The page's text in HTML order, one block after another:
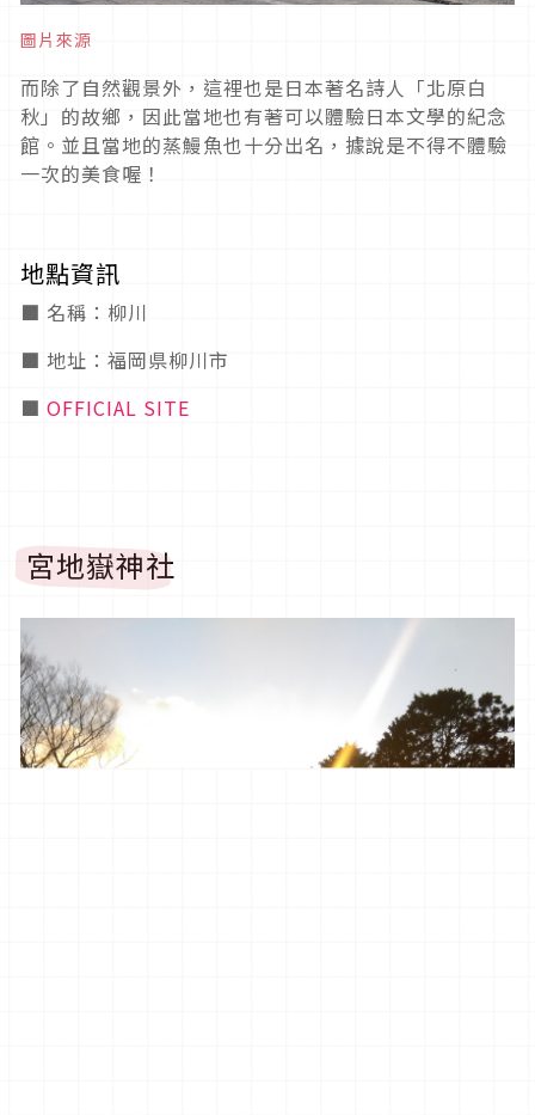
圖片來源
而除了自然觀景外，這裡也是日本著名詩人「北原白
秋」的故鄉，因此當地也有著可以體驗日本文學的紀念
館。並且當地的蒸鰻魚也十分出名，據說是不得不體驗
一次的美食喔！
地點資訊
■ 名稱：柳川
■ 地址：福岡県柳川市
■ OFFICIAL SITE
宮地嶽神社